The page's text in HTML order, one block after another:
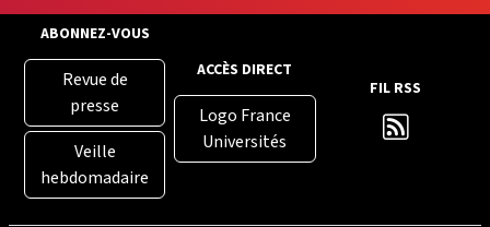
ABONNEZ-VOUS
Revue de
presse
Veille
hebdomadaire
ACCÈS DIRECT
Logo France
Universités
FIL RSS